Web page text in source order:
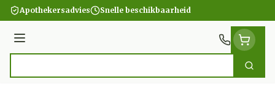
Ga naar de inhoud
Apothekersadvies Snelle beschikbaarheid
Menu
Zoek